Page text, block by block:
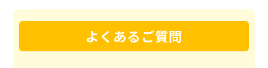
よくあるご質問